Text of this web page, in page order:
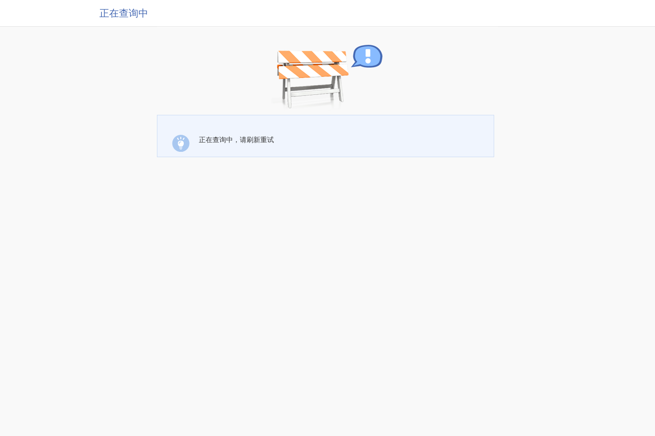
正在查询中
正在查询中，请刷新重试